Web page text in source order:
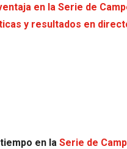
en la Serie de
y resultados en
en la Serie de